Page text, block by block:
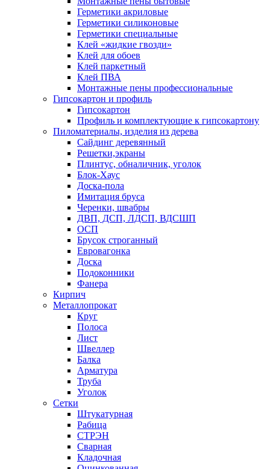
Герметики акриловые
Герметики силиконовые
Герметики специальные
Клей «жидкие гвозди»
Клей для обоев
Клей паркетный
Клей ПВА
Монтажные пены профессиональные
Гипсокартон и профиль
Гипсокартон
Профиль и комплектующие к гипсокартону
Пиломатериалы, изделия из дерева
Сайдинг деревянный
Решетки,экраны
Плинтус, обналичник, уголок
Блок-Хаус
Доска-пола
Имитация бруса
Черенки, швабры
ДВП, ДСП, ЛДСП, ВДСШП
ОСП
Брусок строганный
Евровагонка
Доска
Подоконники
Фанера
Кирпич
Металлопрокат
Круг
Полоса
Лист
Швеллер
Балка
Арматура
Труба
Уголок
Сетки
Штукатурная
Рабица
СТРЭН
Сварная
Кладочная